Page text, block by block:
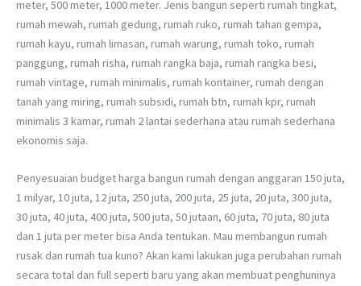
meter, 500 meter, 1000 meter. Jenis bangun seperti rumah tingkat,
rumah mewah, rumah gedung, rumah ruko, rumah tahan gempa,
rumah kayu, rumah limasan, rumah warung, rumah toko, rumah
panggung, rumah risha, rumah rangka baja, rumah rangka besi,
rumah vintage, rumah minimalis, rumah kontainer, rumah dengan
tanah yang miring, rumah subsidi, rumah btn, rumah kpr, rumah
minimalis 3 kamar, rumah 2 lantai sederhana atau rumah sederhana
ekonomis saja.
Penyesuaian budget harga bangun rumah dengan anggaran 150 juta,
1 milyar, 10 juta, 12 juta, 250 juta, 200 juta, 25 juta, 20 juta, 300 juta,
30 juta, 40 juta, 400 juta, 500 juta, 50 jutaan, 60 juta, 70 juta, 80 juta
dan 1 juta per meter bisa Anda tentukan. Mau membangun rumah
rusak dan rumah tua kuno? Akan kami lakukan juga perubahan rumah
secara total dan full seperti baru yang akan membuat penghuninya